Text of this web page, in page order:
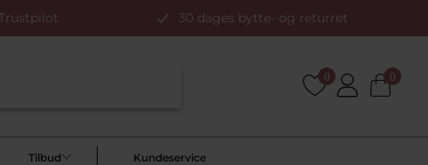
30 dages bytte- og returret
0 0
Tilbud Kundeservice